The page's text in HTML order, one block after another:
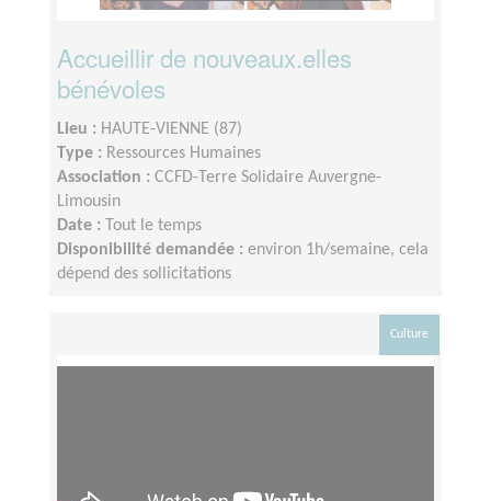
Accueillir de nouveaux.elles
bénévoles
Lieu : HAUTE-VIENNE (87)
Type : Ressources Humaines
Association : CCFD-Terre Solidaire Auvergne-
Limousin
Date :
Tout le temps
Disponibilité demandée : environ 1h/semaine, cela
dépend des sollicitations
Culture